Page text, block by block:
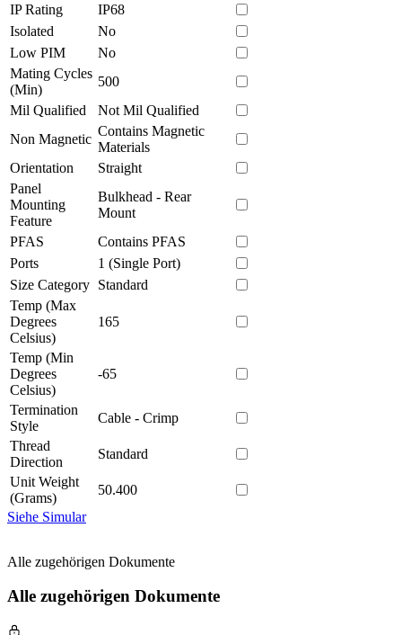
IP Rating
IP68
Isolated
No
Low PIM
No
Mating Cycles
(Min)
500
Mil Qualified
Not Mil Qualified
Non Magnetic
Contains Magnetic
Materials
Orientation
Straight
Panel
Mounting
Feature
Bulkhead - Rear
Mount
PFAS
Contains PFAS
Ports
1 (Single Port)
Size Category Standard
Temp (Max
Degrees
Celsius)
165
Temp (Min
Degrees
Celsius)
-65
Termination
Style
Cable - Crimp
Thread
Direction
Standard
Unit Weight
(Grams)
50.400
Siehe Simular
Alle zugehörigen Dokumente
Alle zugehörigen Dokumente